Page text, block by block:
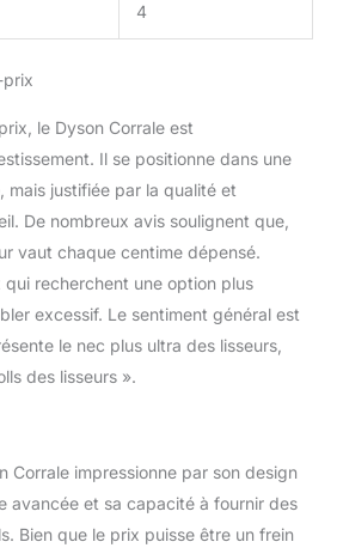
4
le Dyson Corrale est
Il se positionne dans une
mais justifiée par la qualité et
De nombreux avis soulignent que,
vaut chaque centime dépensé.
recherchent une option plus
excessif. Le sentiment général est
le nec plus ultra des lisseurs,
des lisseurs ».
Corrale impressionne par son design
avancée et sa capacité à fournir des
Bien que le prix puisse être un frein